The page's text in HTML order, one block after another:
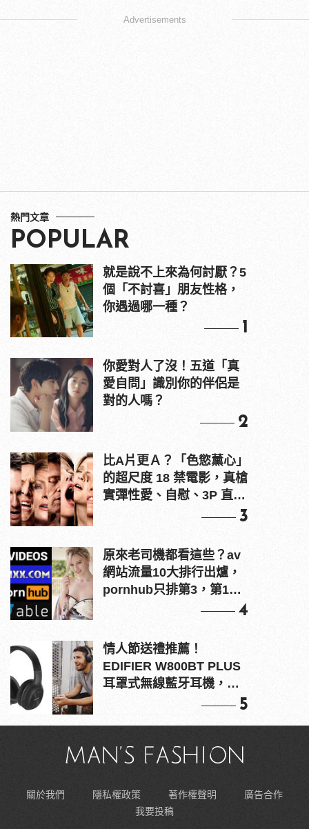
Advertisements
熱門文章
POPULAR
就是說不上來為何討厭？5
個「不討喜」朋友性格，
你遇過哪一種？
1
你愛對人了沒！五道「真
愛自問」識別你的伴侶是
對的人嗎？
2
比A片更Ａ？「色慾薰心」
的超尺度 18 禁電影，真槍
實彈性愛、自慰、3P 直接
3
原來老司機都看這些？av
網站流量10大排行出爐，
pornhub只排第3，第1名
4
情人節送禮推薦！
EDIFIER W800BT PLUS
耳罩式無線藍牙耳機，在
5
關於我們 隱私權政策 著作權聲明
廣告合作
我要投稿